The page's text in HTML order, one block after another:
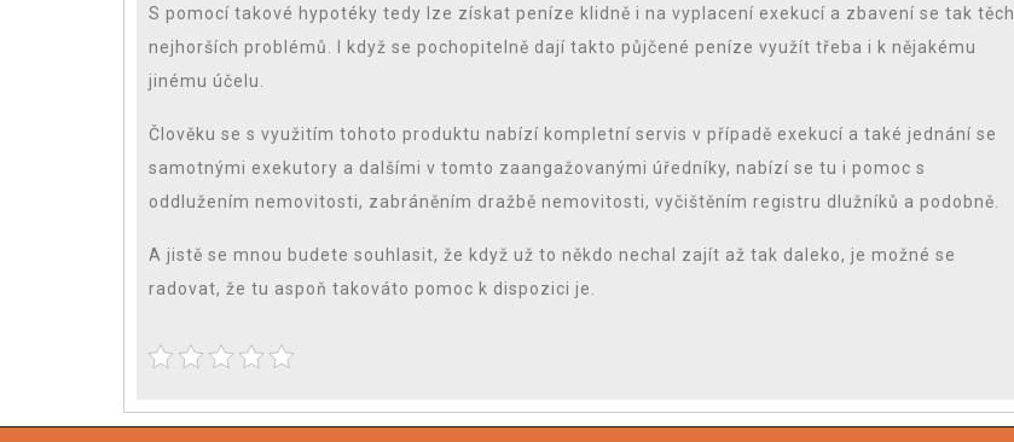
S pomocí takové hypotéky tedy lze získat peníze klidně i na vyplacení exekucí a zbavení se tak těch
nejhorších problémů. I když se pochopitelně dají takto půjčené peníze využít třeba i k nějakému
jinému účelu.
Člověku se s využitím tohoto produktu nabízí kompletní servis v případě exekucí a také jednání se
samotnými exekutory a dalšími v tomto zaangažovanými úředníky, nabízí se tu i pomoc s
oddlužením nemovitosti, zabráněním dražbě nemovitosti, vyčištěním registru dlužníků a podobně.
A jistě se mnou budete souhlasit, že když už to někdo nechal zajít až tak daleko, je možné se
radovat, že tu aspoň takováto pomoc k dispozici je.